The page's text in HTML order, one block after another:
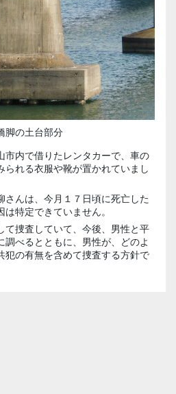
脚の土台部分
市内で借りたレンタカーで、車の
られる衣服や靴が置かれていまし
さんは、今月１７日頃に死亡した
特定できていません。
て捜査していて、今後、男性と平
調べるとともに、男性が、どのよ
犯の有無を含めて捜査する方針で